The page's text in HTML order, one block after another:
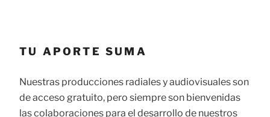
TU APORTE SUMA
Nuestras producciones radiales y audiovisuales son
de acceso gratuito, pero siempre son bienvenidas
las colaboraciones para el desarrollo de nuestros